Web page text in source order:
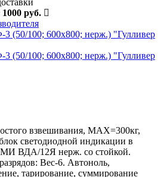
1000 руб.
взвешивания, МАХ=300кг,
светодиодной индикации в
ВДА/12Я нерж. со стойкой.
Вес-6. Автоноль,
тарирование, суммирование